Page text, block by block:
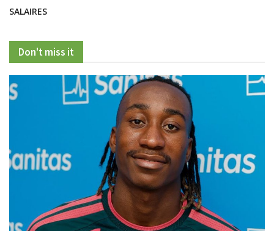
SALAIRES
Don't miss it